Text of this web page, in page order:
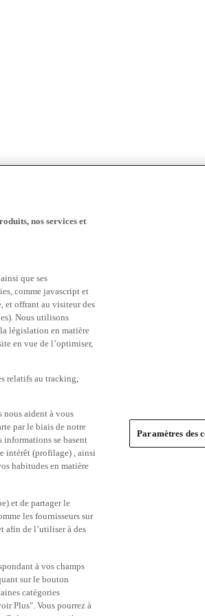
nos services et
que ses
comme javascript et
et offrant au visiteur des
Nous utilisons
législation en matière
en vue de l’optimiser,
relatifs au tracking,
nous aident à vous
par le biais de notre
informations se basent
intérêt (profilage) , ainsi
habitudes en matière
et de partager le
les fournisseurs sur
afin de l’utiliser à des
à vos champs
sur le bouton
catégories
Plus". Vous pourrez à
Paramètres des